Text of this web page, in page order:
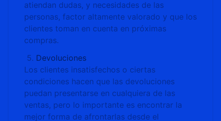
atiendan dudas, y necesidades de las
personas, factor altamente valorado y que los
clientes toman en cuenta en próximas
compras.
Devoluciones
Los clientes insatisfechos o ciertas
condiciones hacen que las devoluciones
puedan presentarse en cualquiera de las
ventas, pero lo importante es encontrar la
mejor forma de afrontarlas desde el